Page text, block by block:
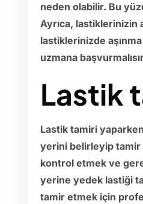
neden olabilir. Bu
Ayrıca, lastiklerinizin
lastiklerinizde
uzmana
Lastik
Lastik tamiri yaparken
yerini belirleyip tamir
kontrol etmek ve
yerine yedek lastiği
tamir etmek için